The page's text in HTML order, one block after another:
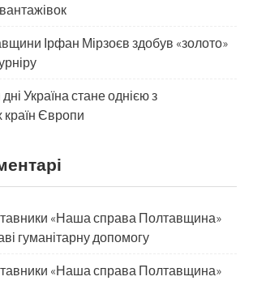
Ірфан Мірзоєв здобув «золото»
Україна стане однією з
країн Європи
«Наша справа Полтавщина»
гуманітарну допомогу
«Наша справа Полтавщина»